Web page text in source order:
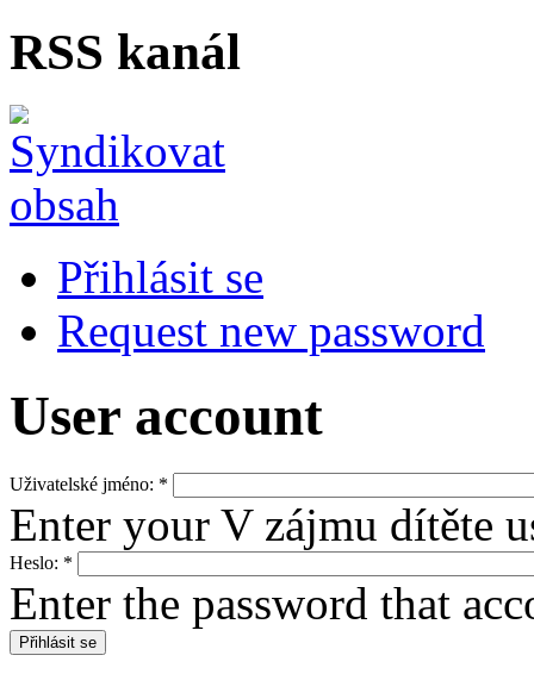
RSS kanál
Přihlásit se
Request new password
User account
Uživatelské jméno: *
Enter your V zájmu dítěte
Heslo: *
Enter the password that